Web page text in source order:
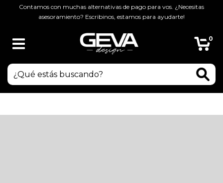
Contamos con muchas alternativas de pago para vos. ¿Necesitas
asesoramiento? Escribinos, estamos para ayudarte!
0